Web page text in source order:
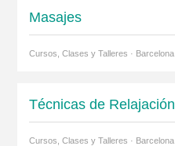
Masajes
Cursos, Clases y Talleres · Barcelona
Técnicas de Relajación
Cursos, Clases y Talleres · Barcelona